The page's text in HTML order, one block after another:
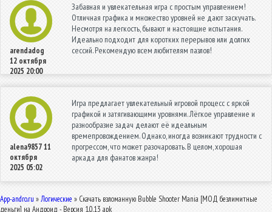
arendadog
12 октября
2025 20:00
Забавная и увлекательная игра с простым управлением!
Отличная графика и множество уровней не дают заскучать.
Несмотря на легкость, бывают и настоящие испытания.
Идеально подходит для коротких перерывов или долгих
сессий. Рекомендую всем любителям пазлов!
alena985711
октября
2025 05:02
Игра предлагает увлекательный игровой процесс с яркой
графикой и затягивающими уровнями. Лёгкое управление и
разнообразие задач делают её идеальным
времепровождением. Однако, иногда возникают трудности с
прогрессом, что может разочаровать. В целом, хорошая
аркада для фанатов жанра!
App-andro.ru »Логические » Скачать взломанную Bubble Shooter Mania [МОД безлимитные
деньги] на Андроид - Версия 1.0.13 apk